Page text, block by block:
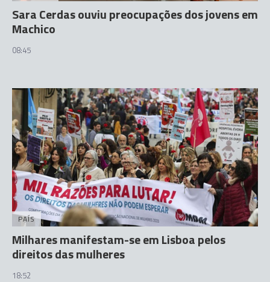
Sara Cerdas ouviu preocupações dos jovens em
Machico
08:45
PAÍS
Milhares manifestam-se em Lisboa pelos
direitos das mulheres
18:52